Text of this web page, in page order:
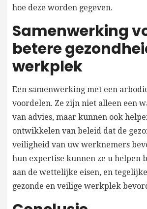
hoe deze worden gegeven.
Samenwerking
betere
werkplek
Een samenwerking met een
voordelen. Ze zijn niet alleen een
van advies, maar kunnen ook
ontwikkelen van beleid dat de
veiligheid van uw werknemers
hun expertise kunnen ze u helpen
aan de wettelijke eisen, en
gezonde en veilige werkplek